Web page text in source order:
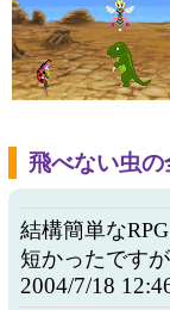
飛べない虫の
結構簡単な
短かったですが
2004/7/18